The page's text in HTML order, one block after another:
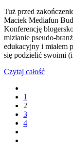
Tuż przed
Maciek Mediafun
Konferencję
mizianie pseudo-
edukacyjny i miałem
się podzielić swoimi
Czytaj całość
1
2
3
4